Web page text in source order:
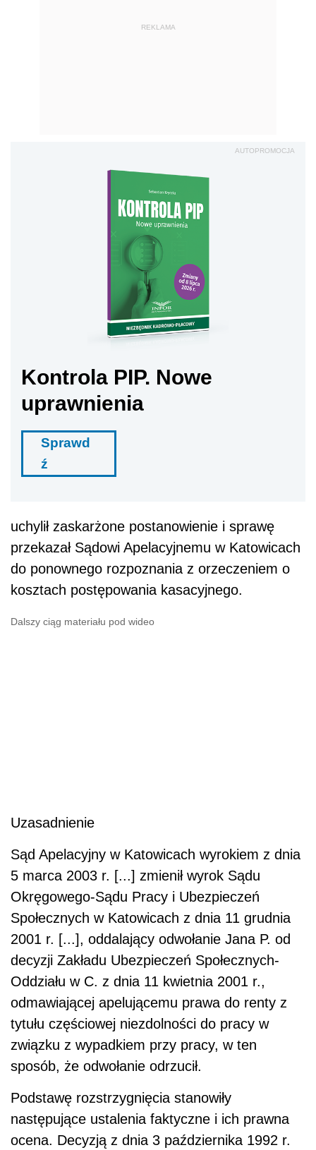
REKLAMA
AUTOPROMOCJA
Kontrola PIP. Nowe
uprawnienia
Sprawd
ź
uchylił zaskarżone postanowienie i sprawę
przekazał Sądowi Apelacyjnemu w Katowicach
do ponownego rozpoznania z orzeczeniem o
kosztach postępowania kasacyjnego.
Dalszy ciąg materiału pod wideo
Uzasadnienie
Sąd Apelacyjny w Katowicach wyrokiem z dnia
5 marca 2003 r. [...] zmienił wyrok Sądu
Okręgowego-Sądu Pracy i Ubezpieczeń
Społecznych w Katowicach z dnia 11 grudnia
2001 r. [...], oddalający odwołanie Jana P. od
decyzji Zakładu Ubezpieczeń Społecznych-
Oddziału w C. z dnia 11 kwietnia 2001 r.,
odmawiającej apelującemu prawa do renty z
tytułu częściowej niezdolności do pracy w
związku z wypadkiem przy pracy, w ten
sposób, że odwołanie odrzucił.
Podstawę rozstrzygnięcia stanowiły
następujące ustalenia faktyczne i ich prawna
ocena. Decyzją z dnia 3 października 1992 r.